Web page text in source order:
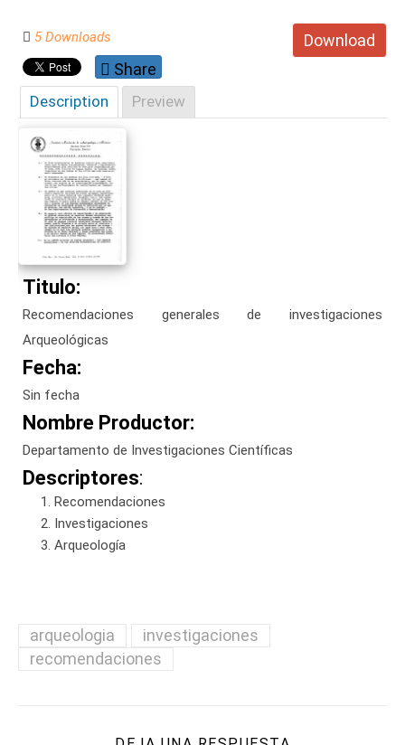
Download
5 Downloads
Share
Description Preview
Titulo:
Recomendaciones generales de investigaciones
Arqueológicas
Fecha:
Sin fecha
Nombre Productor:
Departamento de Investigaciones Científicas
Descriptores:
Recomendaciones
Investigaciones
Arqueología
arqueologia
investigaciones
recomendaciones